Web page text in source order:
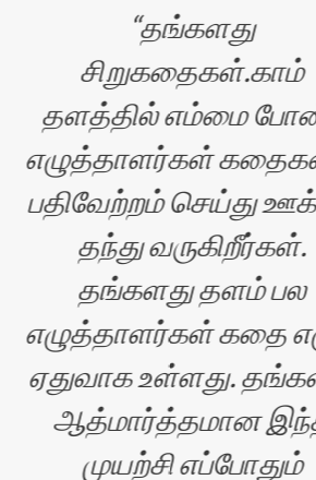
தங்களது
சிறுகதைகள்.காம்
தளத்தில் எம்மை
எழுத்தாளர்கள்
பதிவேற்றம் செய்து
தந்து வருகிறீர்கள்.
தங்களது தளம் பல
எழுத்தாளர்கள் கதை
ஏதுவாக உள்ளது.
ஆத்மார்த்தமான
முயற்சி எப்போதும்